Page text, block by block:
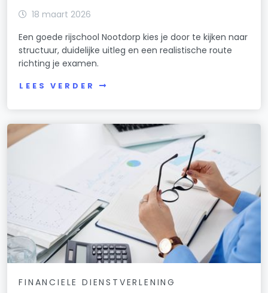
18 maart 2026
Een goede rijschool Nootdorp kies je door te kijken naar
structuur, duidelijke uitleg en een realistische route
richting je examen.
LEES VERDER
FINANCIELE DIENSTVERLENING